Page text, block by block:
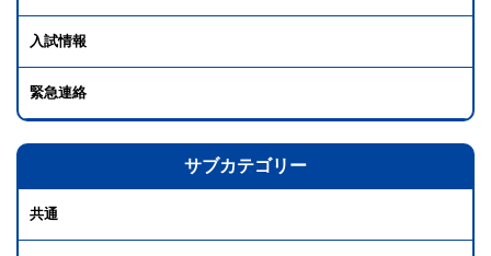
入試情報
緊急連絡
サブカテゴリー
共通